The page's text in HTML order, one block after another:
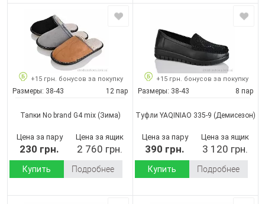
+15 грн. бонусов за покупку
Размеры: 38-43 12 пар
Тапки No brand G4 mix(Зима)
Цена за пару
230 грн.
Цена за ящик
2 760 грн.
Купить Подробнее
+15 грн. бонусов за покупку
Размеры: 38-43 8 пар
Туфли YAQINIAO 335-9 (Демисезон)
Цена за пару
390 грн.
Цена за ящик
3 120 грн.
Купить Подробнее